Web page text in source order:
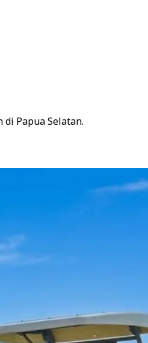
Papua Selatan.